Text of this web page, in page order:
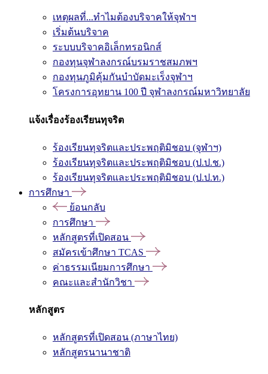
เหตุผลที่...ทำไมต้องบริจาคให้จุฬาฯ
เริ่มต้นบริจาค
ระบบบริจาคอิเล็กทรอนิกส์
กองทุนจุฬาลงกรณ์บรมราชสมภพฯ
กองทุนภูมิคุ้มกันบำบัดมะเร็งจุฬาฯ
โครงการอุทยาน 100 ปี จุฬาลงกรณ์มหาวิทยาลัย
แจ้งเรื่องร้องเรียนทุจริต
ร้องเรียนทุจริตและประพฤติมิชอบ (จุฬาฯ)
ร้องเรียนทุจริตและประพฤติมิชอบ (ป.ป.ช.)
ร้องเรียนทุจริตและประพฤติมิชอบ (ป.ป.ท.)
การศึกษา
ย้อนกลับ
การศึกษา
หลักสูตรที่เปิดสอน
สมัครเข้าศึกษา TCAS
ค่าธรรมเนียมการศึกษา
คณะและสำนักวิชา
หลักสูตร
หลักสูตรที่เปิดสอน (ภาษาไทย)
หลักสูตรนานาชาติ